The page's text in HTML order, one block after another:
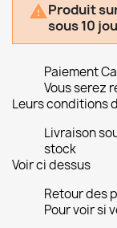
Produit
sous 10
Paiement
Vous serez
Leurs conditions
Livraison
stock
Voir ci dessus
Retour des
Pour voir si